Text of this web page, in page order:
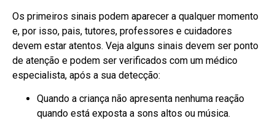
Os primeiros sinais podem aparecer a qualquer momento
e, por isso, pais, tutores, professores e cuidadores
devem estar atentos. Veja alguns sinais devem ser ponto
de atenção e podem ser verificados com um médico
especialista, após a sua detecção:
Quando a criança não apresenta nenhuma reação
quando está exposta a sons altos ou música.